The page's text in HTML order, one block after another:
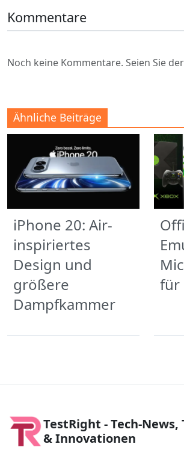
Kommentare
Noch keine Kommentare. Seien Sie
Ähnliche Beiträge
iPhone 20: Air-
inspiriertes
Design und
größere
Dampfkammer
für
TestRight - Tech-
& Innovationen